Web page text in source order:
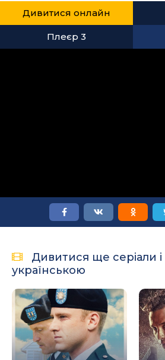
Дивитися онлайн
Плеєр 3
Дивитися ще серіали і
українською